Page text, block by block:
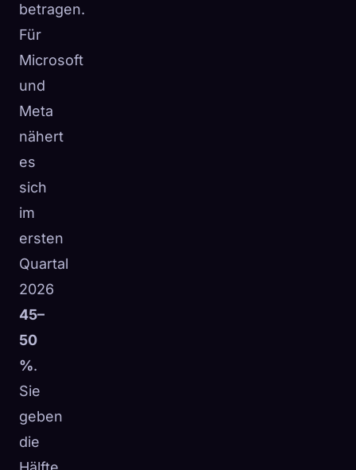
betragen.
Für
Microsoft
und
Meta
nähert
es
sich
im
ersten
Quartal
2026
45–
50
%.
Sie
geben
die